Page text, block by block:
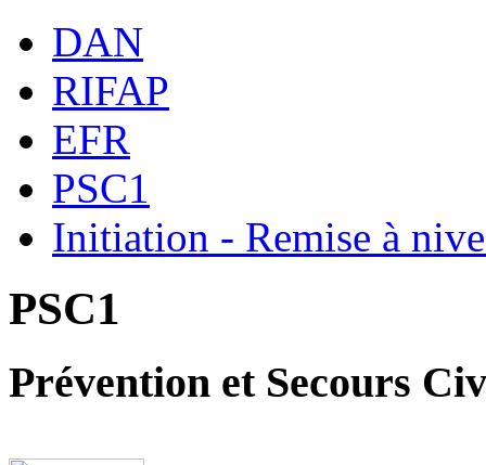
DAN
RIFAP
EFR
PSC1
Initiation - Remise à
PSC1
Prévention et Secours